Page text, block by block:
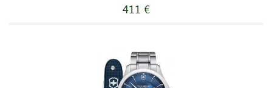
411 €